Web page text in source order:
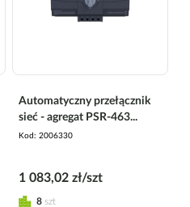
Automatyczny przełącznik
sieć - agregat PSR-463...
Kod 2006330
1 083,02 zł/szt
8 szt